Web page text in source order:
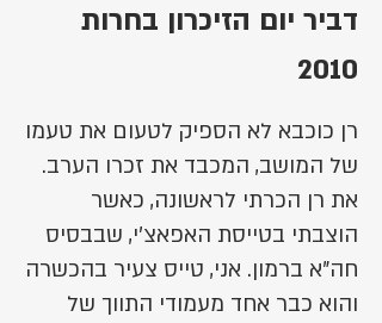
דביר יום הזיכרון בחרות
2010
רן כוכבא לא הספיק לטעום את טעמו
של המושב, המכבד את זכרו הערב.
את רן הכרתי לראשונה, כאשר
הוצבתי בטייסת האפאצ'י, שבבסיס
חה"א ברמון. אני, טייס צעיר בהכשרה
והוא כבר אחד מעמודי התווך של